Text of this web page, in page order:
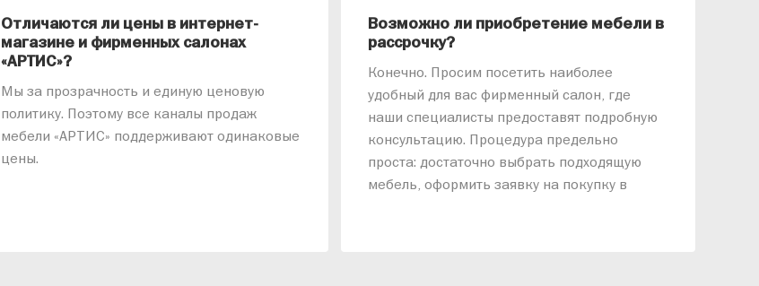
Отличаются ли цены в интернет-
магазине и фирменных салонах
«АРТИС»?
Мы за прозрачность и единую ценовую
политику. Поэтому все каналы продаж
мебели «АРТИС» поддерживают одинаковые
цены.
Возможно ли приобретение мебели в
рассрочку?
Конечно. Просим посетить наиболее
удобный для вас фирменный салон, где
наши специалисты предоставят подробную
консультацию. Процедура предельно
проста: достаточно выбрать подходящую
мебель, оформить заявку на покупку в